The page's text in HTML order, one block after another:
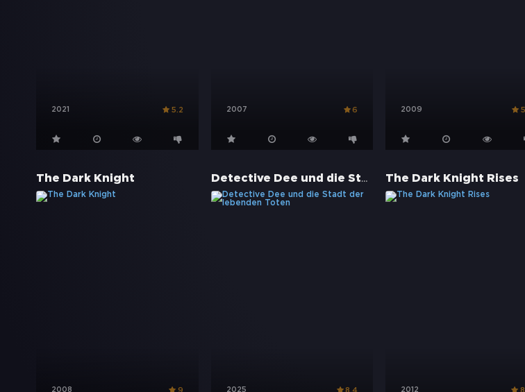
2021 5.2 2007 6 2009
The Dark Knight
2008
Detective Dee und die Stadt der lebenden Toten
2025
The Dark Knight Rises
2012